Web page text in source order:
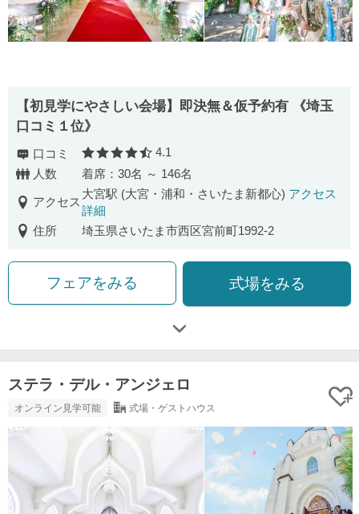
【初見学にやさしい会場】即決無＆仮予約有 《埼玉
口コミ１位》
口コミ 口コミ評価
4.1
人数
着席：30名 ～ 146名
アクセス
大宮駅 (大宮・浦和・さいたま新都心) アクセス
詳細
住所
埼玉県さいたま市西区宮前町1992-2
フェアをみる 式場をみる
ステラ・デル・アンジェロ
オンライン見学可能 式場・ゲストハウス